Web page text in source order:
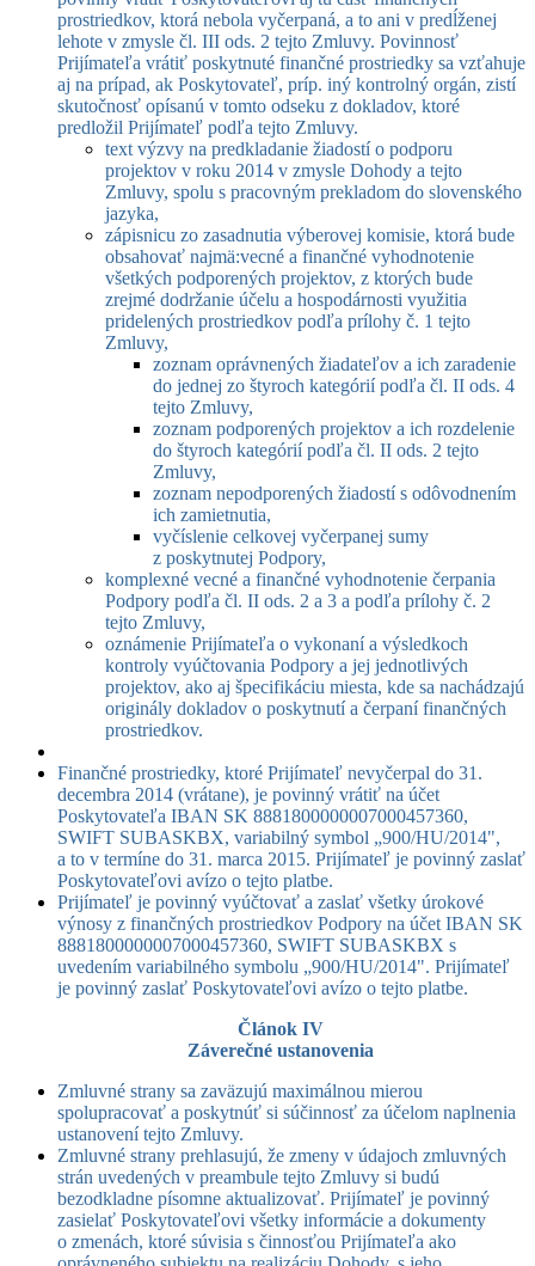
prostriedkov, ktorá nebola vyčerpaná, a to ani v predĺženej
lehote v zmysle čl. III ods. 2 tejto Zmluvy. Povinnosť
Prijímateľa vrátiť poskytnuté finančné prostriedky sa vzťahuje
aj na prípad, ak Poskytovateľ, príp. iný kontrolný orgán, zistí
skutočnosť opísanú v tomto odseku z dokladov, ktoré
predložil Prijímateľ podľa tejto Zmluvy.
text výzvy na predkladanie žiadostí o podporu
projektov v roku 2014 v zmysle Dohody a tejto
Zmluvy, spolu s pracovným prekladom do slovenského
jazyka,
zápisnicu zo zasadnutia výberovej komisie, ktorá bude
obsahovať najmä:vecné a finančné vyhodnotenie
všetkých podporených projektov, z ktorých bude
zrejmé dodržanie účelu a hospodárnosti využitia
pridelených prostriedkov podľa prílohy č. 1 tejto
Zmluvy,
zoznam oprávnených žiadateľov a ich zaradenie
do jednej zo štyroch kategórií podľa čl. II ods. 4
tejto Zmluvy,
zoznam podporených projektov a ich rozdelenie
do štyroch kategórií podľa čl. II ods. 2 tejto
Zmluvy,
zoznam nepodporených žiadostí s odôvodnením
ich zamietnutia,
vyčíslenie celkovej vyčerpanej sumy
z poskytnutej Podpory,
komplexné vecné a finančné vyhodnotenie čerpania
Podpory podľa čl. II ods. 2 a 3 a podľa prílohy č. 2
tejto Zmluvy,
oznámenie Prijímateľa o vykonaní a výsledkoch
kontroly vyúčtovania Podpory a jej jednotlivých
projektov, ako aj špecifikáciu miesta, kde sa nachádzajú
originály dokladov o poskytnutí a čerpaní finančných
prostriedkov.
Finančné prostriedky, ktoré Prijímateľ nevyčerpal do 31.
decembra 2014 (vrátane), je povinný vrátiť na účet
Poskytovateľa IBAN SK 8881800000007000457360,
SWIFT SUBASKBX, variabilný symbol „900/HU/2014",
a to v termíne do 31. marca 2015. Prijímateľ je povinný zaslať
Poskytovateľovi avízo o tejto platbe.
Prijímateľ je povinný vyúčtovať a zaslať všetky úrokové
výnosy z finančných prostriedkov Podpory na účet IBAN SK
8881800000007000457360, SWIFT SUBASKBX s
uvedením variabilného symbolu „900/HU/2014". Prijímateľ
je povinný zaslať Poskytovateľovi avízo o tejto platbe.
Článok IV
Záverečné ustanovenia
Zmluvné strany sa zaväzujú maximálnou mierou
spolupracovať a poskytnúť si súčinnosť za účelom naplnenia
ustanovení tejto Zmluvy.
Zmluvné strany prehlasujú, že zmeny v údajoch zmluvných
strán uvedených v preambule tejto Zmluvy si budú
bezodkladne písomne aktualizovať. Prijímateľ je povinný
zasielať Poskytovateľovi všetky informácie a dokumenty
o zmenách, ktoré súvisia s činnosťou Prijímateľa ako